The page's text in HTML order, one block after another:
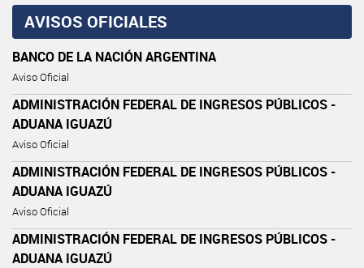
AVISOS OFICIALES
BANCO DE LA NACIÓN ARGENTINA
Aviso Oficial
ADMINISTRACIÓN FEDERAL DE INGRESOS PÚBLICOS -
ADUANA IGUAZÚ
Aviso Oficial
ADMINISTRACIÓN FEDERAL DE INGRESOS PÚBLICOS -
ADUANA IGUAZÚ
Aviso Oficial
ADMINISTRACIÓN FEDERAL DE INGRESOS PÚBLICOS -
ADUANA IGUAZÚ